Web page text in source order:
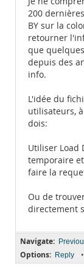
200
BY sur la
retourner
que
depuis des
info.
L'idée du
utilisateurs,
dois:
Utiliser Load
temporaire
faire la
Ou de
directement
Navigate:
Options: Reply •